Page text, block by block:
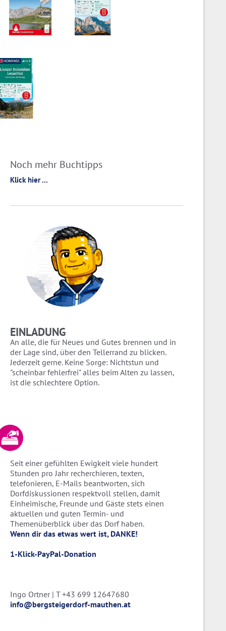
Noch mehr Buchtipps
Klick hier ...
EINLADUNG
An alle, die für Neues und Gutes brennen und in
der Lage sind, über den Tellerrand zu blicken.
Jederzeit gerne. Keine Sorge: Nichtstun und
"scheinbar fehlerfrei" alles beim Alten zu lassen,
ist die schlechtere Option.
Seit einer gefühlten Ewigkeit viele hundert
Stunden pro Jahr recherchieren, texten,
telefonieren, E-Mails beantworten, sich
Dorfdiskussionen respektvoll stellen, damit
Einheimische, Freunde und Gäste stets einen
aktuellen und guten Termin- und
Themenüberblick über das Dorf haben.
Wenn dir das etwas wert ist, DANKE!
1-Klick-PayPal-Donation
Ingo Ortner | T +43 699 12647680
info@bergsteigerdorf-mauthen.at